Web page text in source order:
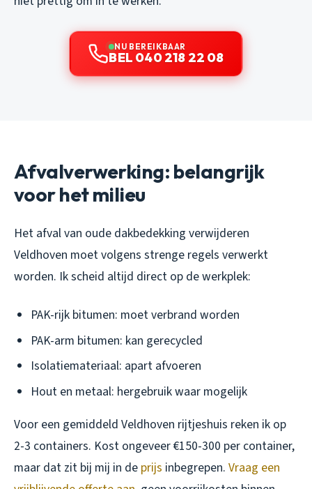
NU BEREIKBAAR
BEL 040 218 22 08
Afvalverwerking: belangrijk
voor het milieu
Het afval van oude dakbedekking verwijderen
Veldhoven moet volgens strenge regels verwerkt
worden. Ik scheid altijd direct op de werkplek:
PAK-rijk bitumen: moet verbrand worden
PAK-arm bitumen: kan gerecycled
Isolatiemateriaal: apart afvoeren
Hout en metaal: hergebruik waar mogelijk
Voor een gemiddeld Veldhoven rijtjeshuis reken ik op
2-3 containers. Kost ongeveer €150-300 per container,
maar dat zit bij mij in de prijs inbegrepen. Vraag een